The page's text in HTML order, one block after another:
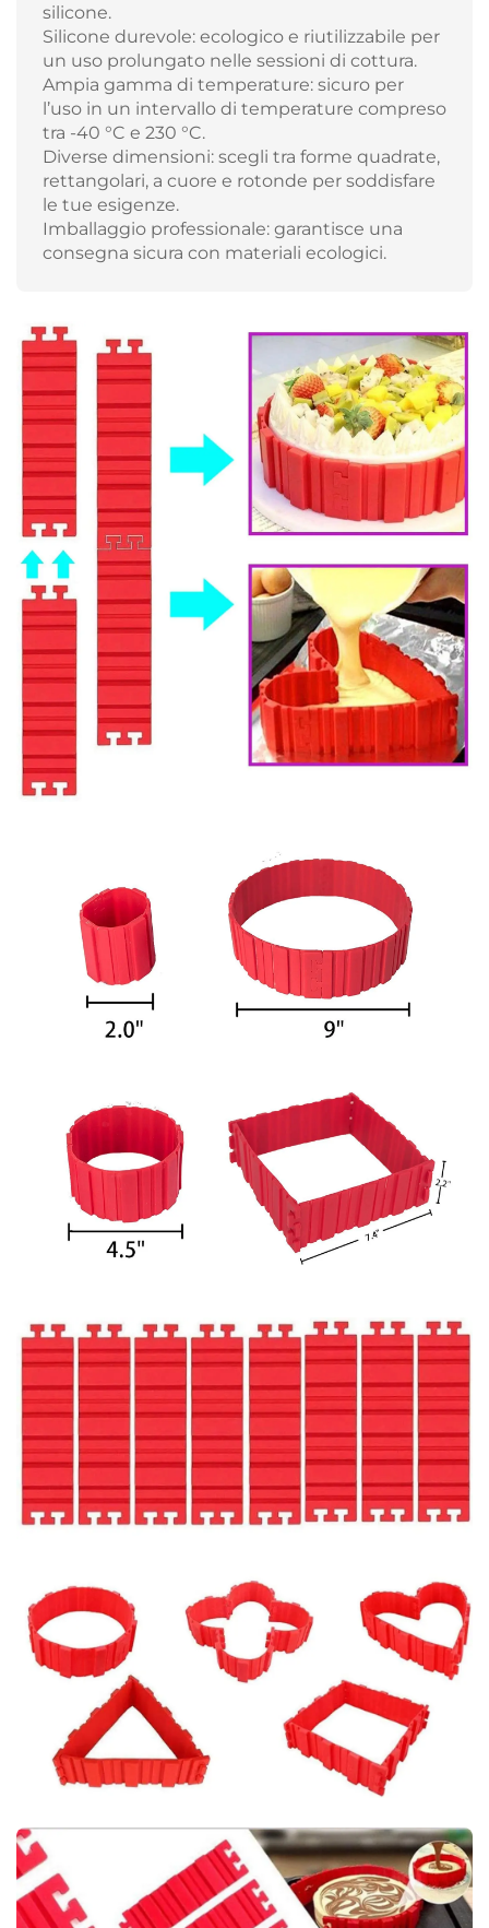
silicone.
Silicone durevole: ecologico e riutilizzabile per
un uso prolungato nelle sessioni di cottura.
Ampia gamma di temperature: sicuro per
l’uso in un intervallo di temperature compreso
tra -40 °C e 230 °C.
Diverse dimensioni: scegli tra forme quadrate,
rettangolari, a cuore e rotonde per soddisfare
le tue esigenze.
Imballaggio professionale: garantisce una
consegna sicura con materiali ecologici.